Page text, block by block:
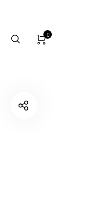
0